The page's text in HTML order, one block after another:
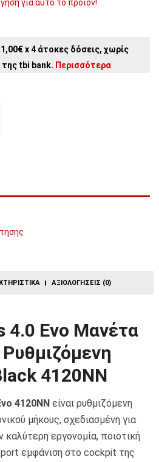
για αυτό το προϊόν!
x 4 άτοκες δόσεις, χωρίς
tbi bank. Περισσότερα
ΑΞΙΟΛΟΓΉΣΕΙΣ (0)
4.0 Evo Μανέτα
4120NN
4120NNείναι ρυθμιζόμενη
μήκους, σχεδιασμένη για
εργονομία, ποιοτική
εμφάνιση στο cockpit της